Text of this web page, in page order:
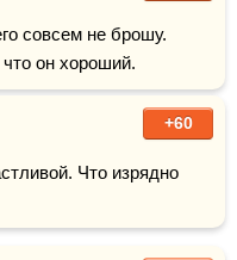
совсем не брошу.
он хороший.
+60
Что изрядно